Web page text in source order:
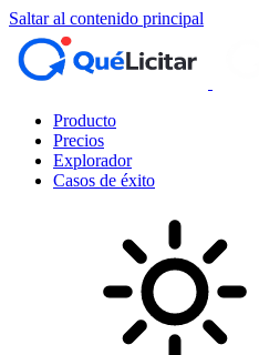
Saltar al contenido principal
Producto
Precios
Explorador
Casos de éxito